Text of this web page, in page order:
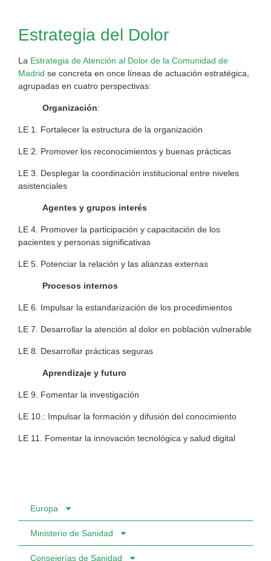
Europa
Ministerio de Sanidad
Consejerías de Sanidad
Estrategia del Dolor
La Estrategia de Atención al Dolor de la Comunidad de
Madrid se concreta en once líneas de actuación estratégica,
agrupadas en cuatro perspectivas:
Organización:
LE 1. Fortalecer la estructura de la organización
LE 2. Promover los reconocimientos y buenas prácticas
LE 3. Desplegar la coordinación institucional entre niveles
asistenciales
Agentes y grupos interés
LE 4. Promover la participación y capacitación de los
pacientes y personas significativas
LE 5. Potenciar la relación y las alianzas externas
Procesos internos
LE 6. Impulsar la estandarización de los procedimientos
LE 7. Desarrollar la atención al dolor en población vulnerable
LE 8. Desarrollar prácticas seguras
Aprendizaje y futuro
LE 9. Fomentar la investigación
LE 10.: Impulsar la formación y difusión del conocimiento
LE 11. Fomentar la innovación tecnológica y salud digital